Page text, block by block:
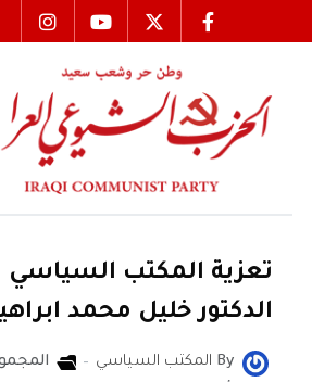
تعزية المكتب السياسي
الدكتور خليل محمد
By المكتب السياسي